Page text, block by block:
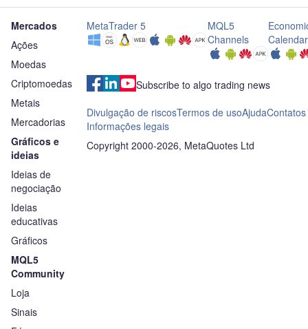
Mercados
Ações
Moedas
Criptomoedas
Metais
Mercadorias
Gráficos e
ideias
Ideias de
negociação
Ideias
educativas
Gráficos
MQL5
Community
Loja
Sinais
MetaTrader 5
MQL5
Channels
Calendar
Subscribe to algo trading news
Divulgação de riscosTermos de usoAjudaContatos
Informações legais
Copyright 2000-2026, MetaQuotes Ltd